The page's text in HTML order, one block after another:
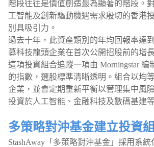
階段往往是價值創造最為顯著的階段。
工智能及創新驅動機遇需求殷切的香港
別具吸引力。
過去十年，此資產類別的年均回報率達
募科技龍頭企業在首次公開招股前的增
這項投資組合追蹤一項由 Morningstar 編
的指數，選股標準清晰透明。組合以均
企業，並會定期重新平衡以管理集中風
投資於人工智能、金融科技及數碼基建
多策略對沖基金建立投資
StashAway「多策略對沖基金」採用系